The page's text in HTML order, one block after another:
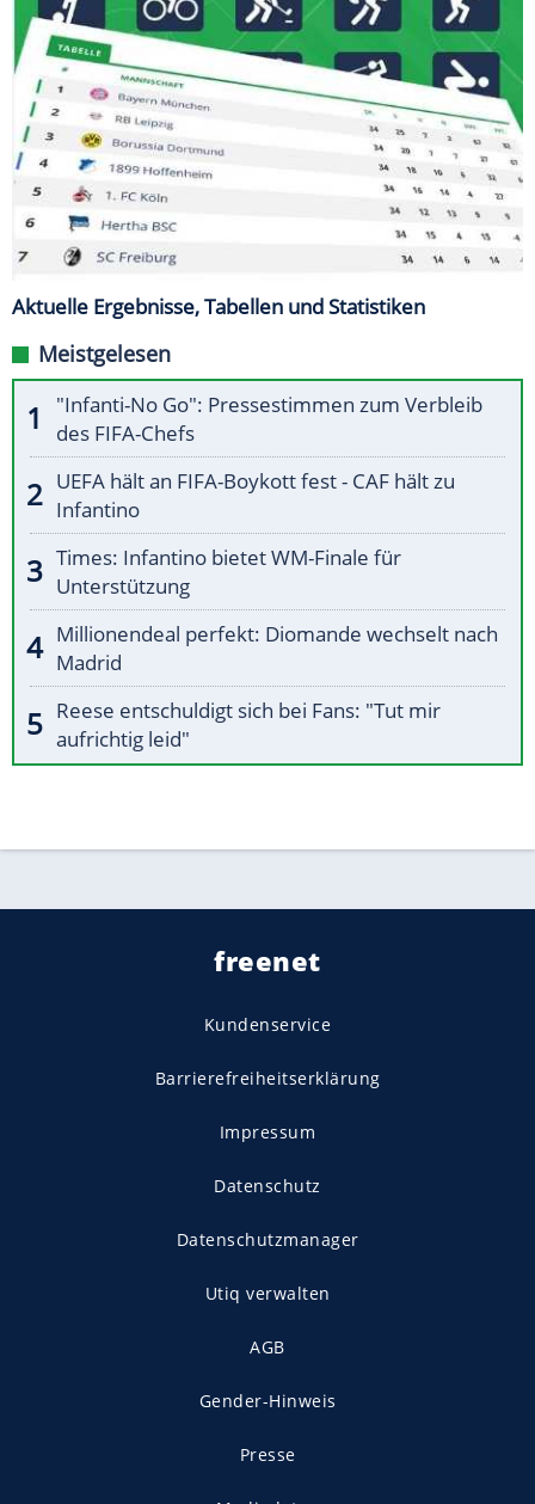
Aktuelle Ergebnisse, Tabellen und Statistiken
Meistgelesen
"Infanti-No Go": Pressestimmen zum Verbleib
des FIFA-Chefs
UEFA hält an FIFA-Boykott fest - CAF hält zu
Infantino
Times: Infantino bietet WM-Finale für
Unterstützung
Millionendeal perfekt: Diomande wechselt nach
Madrid
Reese entschuldigt sich bei Fans: "Tut mir
aufrichtig leid"
freenet
Kundenservice
Barrierefreiheitserklärung
Impressum
Datenschutz
Datenschutzmanager
Utiq verwalten
AGB
Gender-Hinweis
Presse